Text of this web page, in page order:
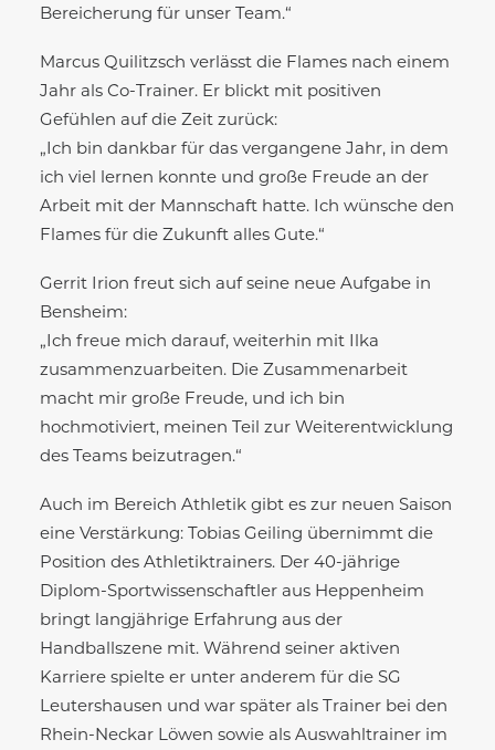
Bereicherung für unser Team.“
Marcus Quilitzsch verlässt die Flames nach einem
Jahr als Co-Trainer. Er blickt mit positiven
Gefühlen auf die Zeit zurück:
„Ich bin dankbar für das vergangene Jahr, in dem
ich viel lernen konnte und große Freude an der
Arbeit mit der Mannschaft hatte. Ich wünsche den
Flames für die Zukunft alles Gute.“
Gerrit Irion freut sich auf seine neue Aufgabe in
Bensheim:
„Ich freue mich darauf, weiterhin mit Ilka
zusammenzuarbeiten. Die Zusammenarbeit
macht mir große Freude, und ich bin
hochmotiviert, meinen Teil zur Weiterentwicklung
des Teams beizutragen.“
Auch im Bereich Athletik gibt es zur neuen Saison
eine Verstärkung: Tobias Geiling übernimmt die
Position des Athletiktrainers. Der 40-jährige
Diplom-Sportwissenschaftler aus Heppenheim
bringt langjährige Erfahrung aus der
Handballszene mit. Während seiner aktiven
Karriere spielte er unter anderem für die SG
Leutershausen und war später als Trainer bei den
Rhein-Neckar Löwen sowie als Auswahltrainer im